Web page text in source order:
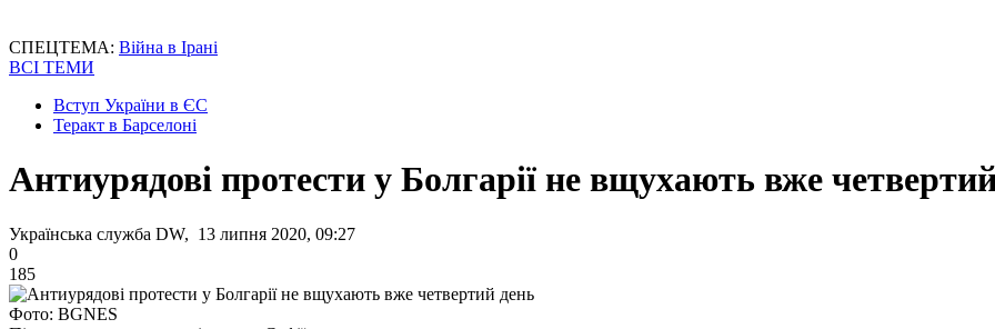
СПЕЦТЕМА: Війна в Ірані
ВСІ ТЕМИ
Вступ України в ЄС
Теракт в Барселоні
Антиурядові протести у Болгарії не вщухають вже
Українська служба DW, 13 липня 2020, 09:27
0
185
Фото: BGNES